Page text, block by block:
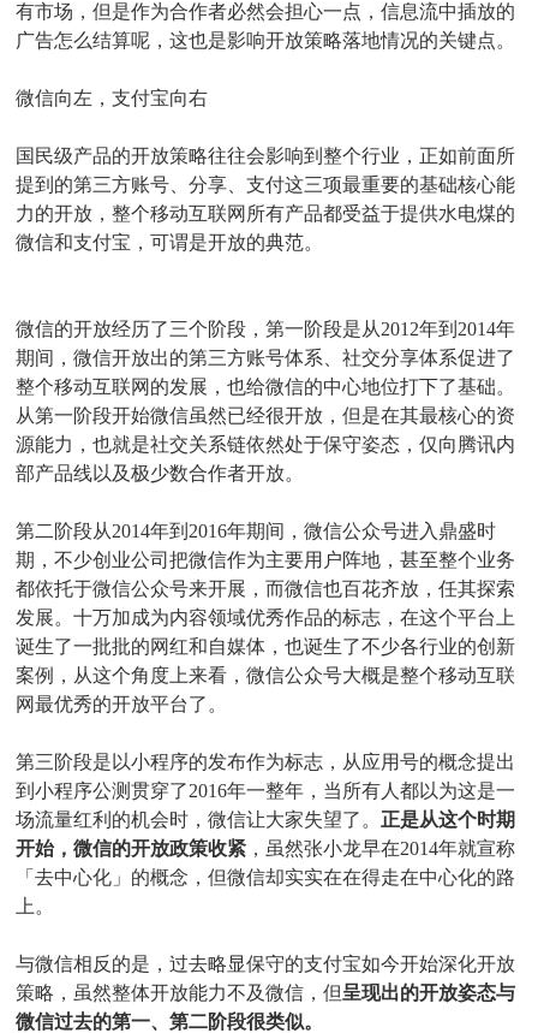
有市场，但是作为合作者必然会担心一点，信息流中插放的
广告怎么结算呢，这也是影响开放策略落地情况的关键点。
微信向左，支付宝向右
国民级产品的开放策略往往会影响到整个行业，正如前面所
提到的第三方账号、分享、支付这三项最重要的基础核心能
力的开放，整个移动互联网所有产品都受益于提供水电煤的
微信和支付宝，可谓是开放的典范。
微信的开放经历了三个阶段，第一阶段是从2012年到2014年
期间，微信开放出的第三方账号体系、社交分享体系促进了
整个移动互联网的发展，也给微信的中心地位打下了基础。
从第一阶段开始微信虽然已经很开放，但是在其最核心的资
源能力，也就是社交关系链依然处于保守姿态，仅向腾讯内
部产品线以及极少数合作者开放。
第二阶段从2014年到2016年期间，微信公众号进入鼎盛时
期，不少创业公司把微信作为主要用户阵地，甚至整个业务
都依托于微信公众号来开展，而微信也百花齐放，任其探索
发展。十万加成为内容领域优秀作品的标志，在这个平台上
诞生了一批批的网红和自媒体，也诞生了不少各行业的创新
案例，从这个角度上来看，微信公众号大概是整个移动互联
网最优秀的开放平台了。
第三阶段是以小程序的发布作为标志，从应用号的概念提出
到小程序公测贯穿了2016年一整年，当所有人都以为这是一
场流量红利的机会时，微信让大家失望了。 正是从这个时期
开始，微信的开放政策收紧 ，虽然张小龙早在2014年就宣称
「去中心化」的概念，但微信却实实在在得走在中心化的路
上。
与微信相反的是，过去略显保守的支付宝如今开始深化开放
策略，虽然整体开放能力不及微信，但呈现出的开放姿态与
微信过去的第一、第二阶段很类似。